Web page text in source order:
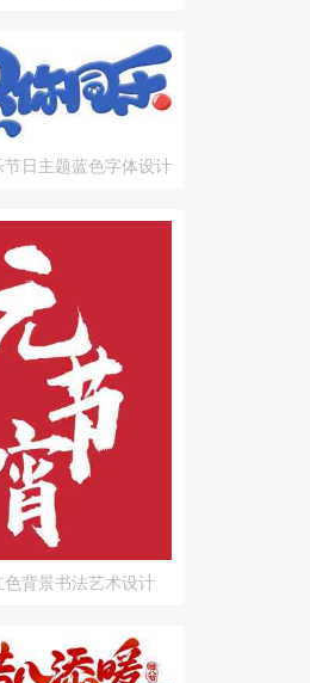
节日主题蓝色字体设计
色背景书法艺术设计